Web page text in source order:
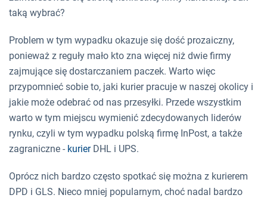
taką wybrać?
Problem w tym wypadku okazuje się dość prozaiczny,
ponieważ z reguły mało kto zna więcej niż dwie firmy
zajmujące się dostarczaniem paczek. Warto więc
przypomnieć sobie to, jaki kurier pracuje w naszej okolicy i
jakie może odebrać od nas przesyłki. Przede wszystkim
warto w tym miejscu wymienić zdecydowanych liderów
rynku, czyli w tym wypadku polską firmę InPost, a także
zagraniczne - kurierDHL i UPS.
Oprócz nich bardzo często spotkać się można z kurierem
DPD i GLS. Nieco mniej popularnym, choć nadal bardzo